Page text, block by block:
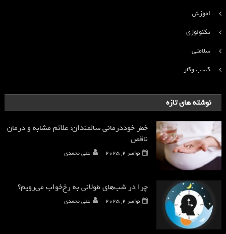
اموزش
تکنولوژی
سلامتی
کسب وکار
نوشته های تازه
خطر خوددرمانی سالمندان: علائم مشابه و درمان
ناقص
نوامبر 2, 2025 علی محمدی
چرا در شب‌های طولانی به رخ‌خواب می‌رویم؟
نوامبر 2, 2025 علی محمدی